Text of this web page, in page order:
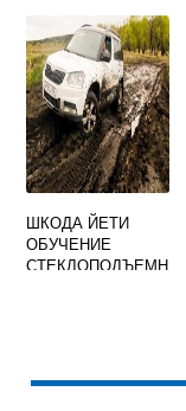
ШКОДА ЙЕТИ
ОБУЧЕНИЕ
СТЕКЛОПОДЪЕМН